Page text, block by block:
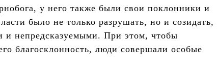
у него также были свои поклонники и
было не только разрушать, но и созидать,
и непредсказуемыми. При этом, чтобы
благосклонность, люди совершали особые